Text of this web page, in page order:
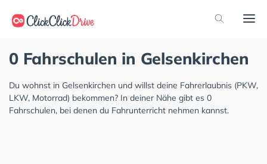
0 Fahrschulen in Gelsenkirchen
Du wohnst in Gelsenkirchen und willst deine Fahrerlaubnis (PKW,
LKW, Motorrad) bekommen? In deiner Nähe gibt es 0
Fahrschulen, bei denen du Fahrunterricht nehmen kannst.